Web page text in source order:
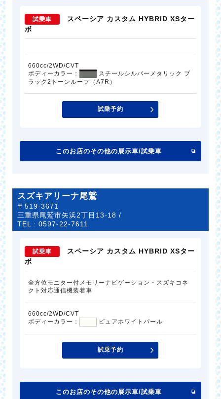
試乗車
スペーシア カスタム HYBRID XSター
ボ
660cc/2WD/CVT
ボディーカラー：
スチールシルバーメタリック ブ
ラック2トーンルーフ（A7R）
試乗予約
このお店のその他の展示車/試乗車
スズキアリーナ尾鷲
〒519-3671
三重県尾鷲市矢浜2丁目13-18 /
TEL :0597-22-7611
試乗車
スペーシア カスタム HYBRID XSター
ボ
全方位モニター付メモリーナビゲーション・スズキコネ
クト対応通信機装着車
660cc/2WD/CVT
ボディーカラー：
ピュアホワイトパール
試乗予約
このお店のその他の展示車/試乗車